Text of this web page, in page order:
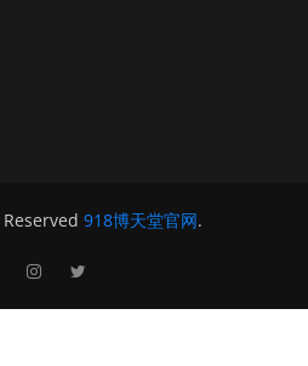
918博天堂官网.